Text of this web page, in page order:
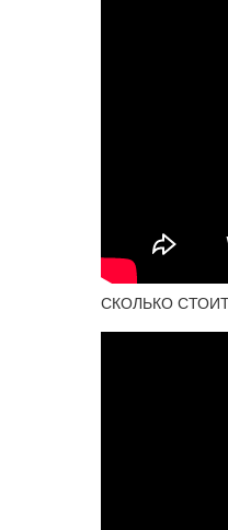
СКОЛЬКО